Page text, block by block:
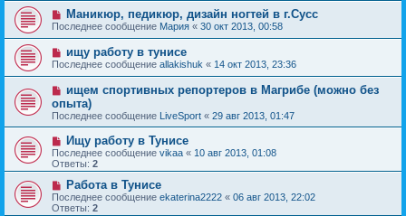
Маникюр, педикюр, дизайн ногтей в г.Сусс
Последнее сообщение Мария « 30 окт 2013, 00:58
ищу работу в тунисе
Последнее сообщение allakishuk « 14 окт 2013, 23:36
ищем спортивных репортеров в Магрибе (можно без
опыта)
Последнее сообщение LiveSport « 29 авг 2013, 01:47
Ищу работу в Тунисе
Последнее сообщение vikaa « 10 авг 2013, 01:08
Ответы: 2
Работа в Тунисе
Последнее сообщение ekaterina2222 « 06 авг 2013, 22:02
Ответы: 2